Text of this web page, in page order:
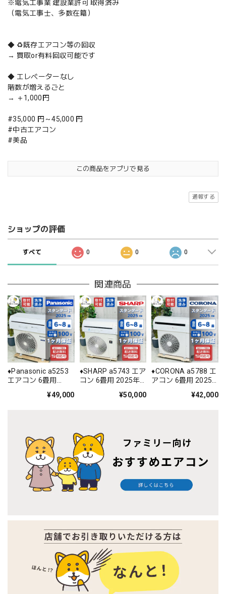
※電気工事業 建設業許可 取得済み
（電気工事士、多数在籍）
◆ ♻️既存エアコン等の回収
→ 買取or有料回収可能です
◆ エレベーターなし
階数が増えるごと
→ ＋1,000円
#35,000 円～45,000 円
#中古エアコン
#美品
この商品をアプリで見る
通報する
ショップの評価
すべて 0 0 0
関連商品
♦️Panasonic a5253
エアコン 6畳用
¥49,000
♦️SHARP a5743 エア
コン 6畳用 2025年
¥50,000
♦️CORONA a5788 エ
アコン 6畳用 2025
¥42,000